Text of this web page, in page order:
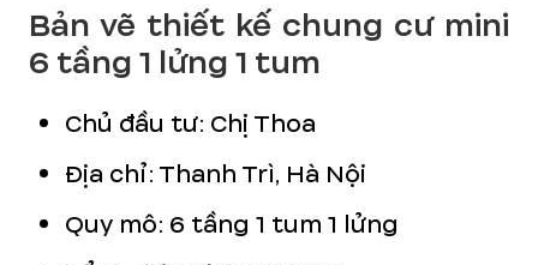
Bản vẽ thiết kế chung cư mini
6 tầng 1 lửng 1 tum
Chủ đầu tư: Chị Thoa
Địa chỉ: Thanh Trì, Hà Nội
Quy mô: 6 tầng 1 tum 1 lửng